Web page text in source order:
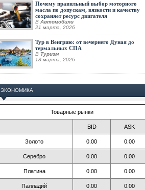
Почему правильный выбор моторного
масла по допускам, вязкости и качеству
сохраняет ресурс двигателя
В Автомобили
21 марта, 2026
Тур в Венгрию: от вечернего Дуная до
термальных СПА
В Туризм
18 марта, 2026
ЭКОНОМИКА
Товарные рынки
BID ASK
Золото 0.00 0.00
Серебро 0.00 0.00
Платина 0.00 0.00
Палладий 0.00 0.00